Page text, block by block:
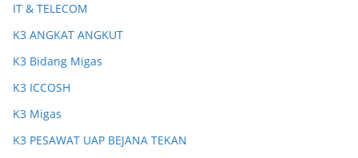
IT & TELECOM
K3 ANGKAT ANGKUT
K3 Bidang Migas
K3 ICCOSH
K3 Migas
K3 PESAWAT UAP BEJANA TEKAN